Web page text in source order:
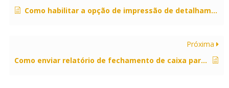
Como habilitar a opção de impressão de detalhamento para trocas?
Próxima
Como enviar relatório de fechamento de caixa para um e-mail específico?